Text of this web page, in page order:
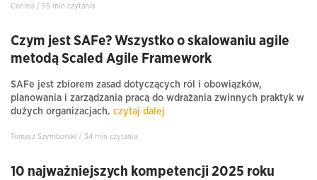
Conlea / 55 min czytania
Czym jest SAFe? Wszystko o skalowaniu agile
metodą Scaled Agile Framework
SAFe jest zbiorem zasad dotyczących ról i obowiązków,
planowania i zarządzania pracą do wdrażania zwinnych praktyk w
dużych organizacjach. czytaj dalej
Tomasz Szymborski / 34 min czytania
10 najważniejszych kompetencji 2025 roku